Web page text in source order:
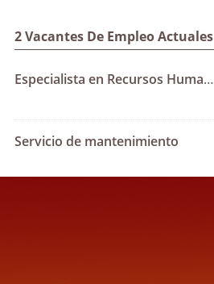
2 Vacantes De Empleo Actuales
Especialista en Recursos Humanos (NE)
Servicio de mantenimiento